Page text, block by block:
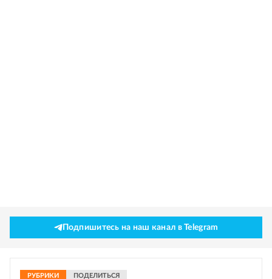
Подпишитесь на наш канал в Telegram
РУБРИКИ ПОДЕЛИТЬСЯ